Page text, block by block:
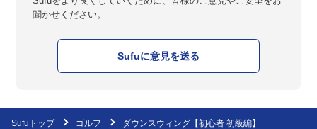
聞かせください。
Sufuに意見を送る
Sufuトップ ゴルフ ダウンスウィング【初心者 初級編】